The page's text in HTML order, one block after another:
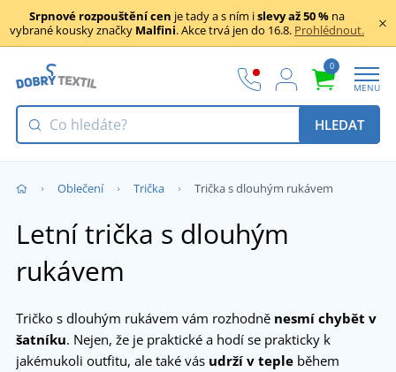
Srpnové rozpouštění cen je tady a s ním islevy až 50 % na
vybrané kousky značky Malfini. Akce trvá jen do 16.8. Prohlédnout.
0
MENU
HLEDAT
Oblečení Trička Trička s dlouhým rukávem
Letní trička s dlouhým
rukávem
Tričko s dlouhým rukávem vám rozhodně nesmí chybět v
šatníku. Nejen, že je praktické a hodí se prakticky k
jakémukoli outfitu, ale také vás udrží v teple během